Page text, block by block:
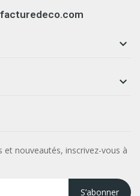


nouveautés, inscrivez-vous à
S’abonner